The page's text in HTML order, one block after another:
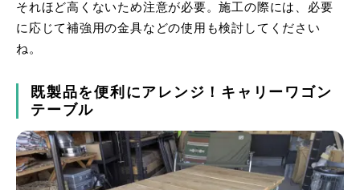
それほど高くないため注意が必要。施工の際には、必要
に応じて補強用の金具などの使用も検討してください
ね。
既製品を便利にアレンジ！キャリーワゴン
テーブル